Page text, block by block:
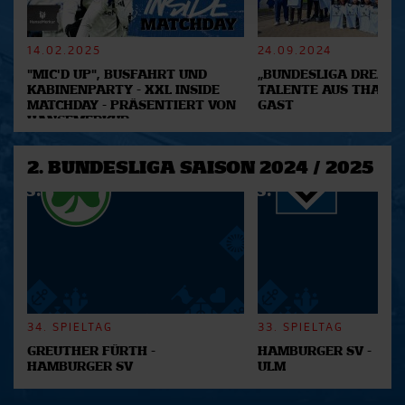
verarbeitet werden, und legen Sie Ihre Präferenzen im
Abschnitt Einzelheitenfest.
Wir verwenden Cookies, um Inhalte und Anzeigen zu
personalisieren, Funktionen für soziale Medien anbieten
zu können und die Zugriffe auf unsere Website zu
analysieren. Außerdem geben wir Informationen zu Ihrer
Verwendung unserer Website an unsere Partner für
Partner führen diese Informationen möglicherweise mit
weiteren Daten zusammen, die Sie ihnen bereitgestellt
14.02.2025
"MIC'D UP", BUSFAHRT UND
KABINENPARTY - XXL INSIDE
MATCHDAY - PRÄSENTIERT VON
HANSEMERKUR
24.09.2024
„BUNDESLIGA DREAM
TALENTE AUS
GAST
2. BUNDESLIGA SAISON 2024 / 2025
34. SPIELTAG
GREUTHER FÜRTH -
HAMBURGER SV
33. SPIELTAG
HAMBURGER SV -
ULM